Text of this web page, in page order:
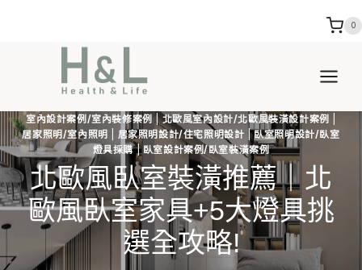
0
室內設計案例/室內裝修案例 |北歐風室內設計/北歐風裝潢設計案例
居家照明/室內照明
居家照明設計/住宅照明設計 |臥室照明設計/臥室
燈具採購| 臥室設計案例/臥室裝潢案例
北歐風臥室裝潢推薦｜北
歐風臥室家具+5大燈具挑
選全攻略!